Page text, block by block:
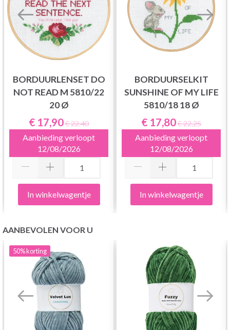
BORDUURLENSET DO
NOT READ M 5810/22
20 Ø
€ 17,90€ 22,40
Aanbieding verloopt
12/08/2026
In winkelwagentje
BORDUURSELKIT
SUNSHINE OF MY LIFE
5810/18 18 Ø
€ 17,80€ 22,25
Aanbieding verloopt
12/08/2026
In winkelwagentje
AANBEVOLEN VOOR U
50%korting